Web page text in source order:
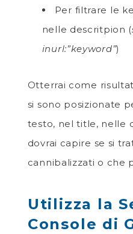
Per filtrare le
nelle descritpion (
inurl:”keyword”)
Otterrai come
si sono posizionate
testo, nel title, nelle
dovrai capire se si
cannibalizzati o che
Utilizza la
Console di